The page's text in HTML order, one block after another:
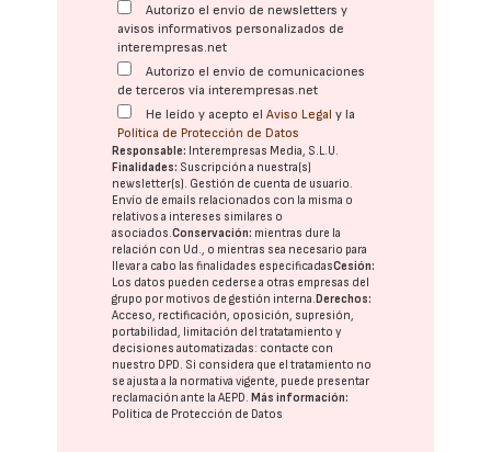
Autorizo el envío de newsletters y
avisos informativos personalizados de
interempresas.net
Autorizo el envío de comunicaciones
de terceros vía interempresas.net
He leído y acepto elAviso Legal y la
Política de Protección de Datos
Responsable: Interempresas Media, S.L.U.
Finalidades: Suscripción a nuestra(s)
newsletter(s). Gestión de cuenta de usuario.
Envío de emails relacionados con la misma o
relativos a intereses similares o
asociados.Conservación: mientras dure la
relación con Ud., o mientras sea necesario para
llevar a cabo las finalidades especificadasCesión:
Los datos pueden cederse a otras empresas del
grupo por motivos de gestión interna.Derechos:
Acceso, rectificación, oposición, supresión,
portabilidad, limitación del tratatamiento y
decisiones automatizadas: contacte con
nuestro DPD . Si considera que el tratamiento no
se ajusta a la normativa vigente, puede presentar
reclamación ante laAEPD .Más información:
Política de Protección de Datos